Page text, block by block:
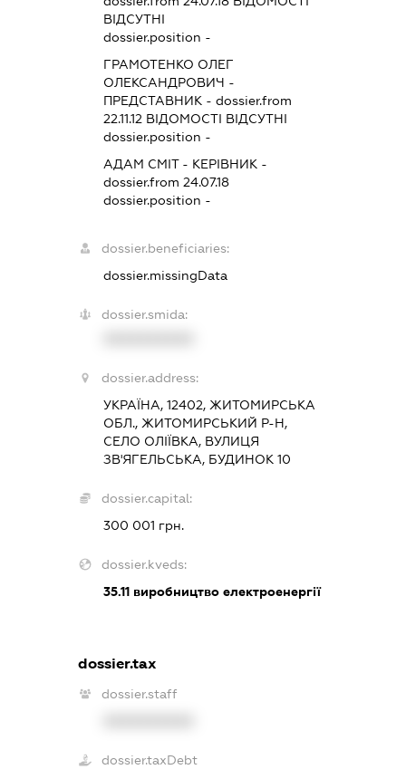
ВІДСУТНІ
dossier.position -
ГРАМОТЕНКО ОЛЕГ
ОЛЕКСАНДРОВИЧ -
ПРЕДСТАВНИК - dossier.from
22.11.12 ВІДОМОСТІ ВІДСУТНІ
dossier.position -
АДАМ СМІТ- КЕРІВНИК -
dossier.from 24.07.18
dossier.position -
dossier.beneficiaries:
dossier.missingData
dossier.smida:
dossier.address:
УКРАЇНА, 12402, ЖИТОМИРСЬКА
ОБЛ., ЖИТОМИРСЬКИЙ Р-Н,
СЕЛО ОЛІЇВКА, ВУЛИЦЯ
ЗВ'ЯГЕЛЬСЬКА, БУДИНОК 10
dossier.capital:
300 001 грн.
dossier.kveds:
35.11 виробництво електроенергії
dossier.tax
dossier.staff
dossier.taxDebt